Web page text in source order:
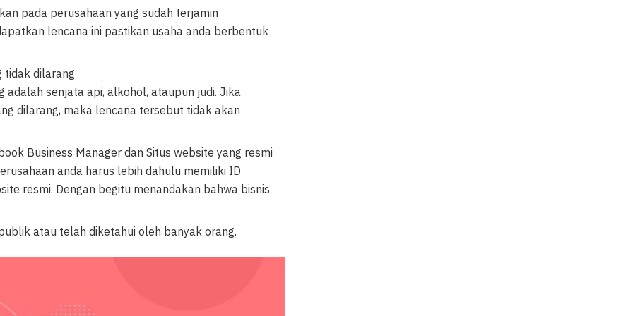
pada perusahaan yang sudah terjamin
lencana ini pastikan usaha anda berbentuk
tidak dilarang
adalah senjata api, alkohol, ataupun judi. Jika
dilarang, maka lencana tersebut tidak akan
Business Manager dan Situs website yang resmi
anda harus lebih dahulu memiliki ID
resmi. Dengan begitu menandakan bahwa bisnis
atau telah diketahui oleh banyak orang.